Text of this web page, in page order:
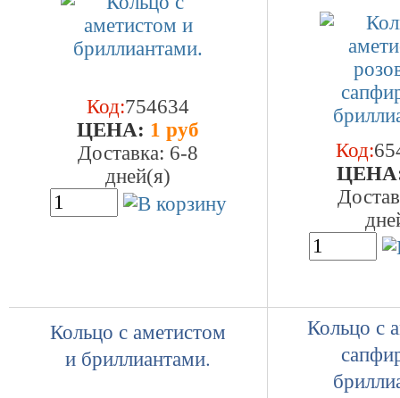
Код:754634
ЦEHA: 1 руб
Доставка: 6-8
дней(я)
Код:
Кольцо с аметистом
и бриллиантами.
Кольцо с